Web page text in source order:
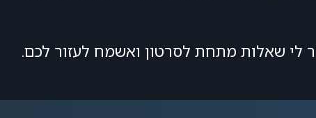
לי שאלות מתחת לסרטון ואשמח לעזור לכם.